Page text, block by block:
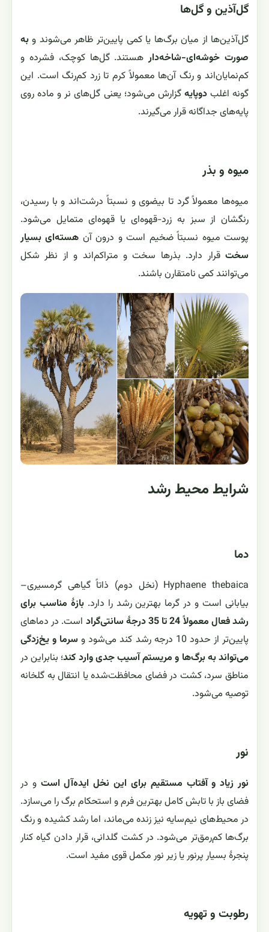
گل‌آذین و گل‌ها
گل‌آذین‌ها از میان برگ‌ها یا کمی پایین‌تر ظاهر می‌شوند وبه
صورت خوشه‌ای-شاخه‌دارهستند. گل‌ها کوچک، فشرده و
کم‌نمایان‌اند و رنگ آن‌ها معمولاً کرم تا زرد کم‌رنگ است. این
گونه اغلبدوپایه گزارش می‌شود؛ یعنی گل‌های نر و ماده روی
پایه‌های جداگانه قرار می‌گیرند.
میوه و بذر
میوه‌ها معمولاً گرد تا بیضوی و نسبتاً درشت‌اند و با رسیدن،
رنگشان از سبز به زرد-قهوه‌ای یا قهوه‌ای متمایل می‌شود.
پوست میوه نسبتاً ضخیم است و درون آن هسته‌ای بسیار
سختقرار دارد. بذرها سخت و متراکم‌اند و از نظر شکل
می‌توانند کمی نامتقارن باشند.
شرایط محیط رشد
دما
Hyphaene thebaica (نخل دوم) ذاتاً گیاهی گرمسیری–
بیابانی است و در گرما بهترین رشد را دارد.بازهٔ مناسب برای
رشد فعال معمولاً 24 تا 35 درجهٔ سانتی‌گراد
است. در دماهای
پایین‌تر از حدود 10 درجه رشد کند می‌شود و
سرما و یخ‌زدگی
می‌تواند به برگ‌ها و مریستم آسیب جدی وارد کند؛ بنابراین در
مناطق سرد، کشت در فضای محافظت‌شده یا انتقال به گلخانه
توصیه می‌شود.
نور
نور زیاد و آفتاب مستقیم برای این نخل ایده‌آل است و در
فضای باز با تابش کامل بهترین فرم و استحکام برگ را می‌سازد.
در محیط‌های نیم‌سایه نیز زنده می‌ماند، اما رشد کشیده و رنگ
برگ‌ها کم‌رمق‌تر می‌شود. در کشت گلدانی، قرار دادن گیاه کنار
پنجرهٔ بسیار پرنور یا زیر نور مکمل قوی مفید است.
رطوبت و تهویه